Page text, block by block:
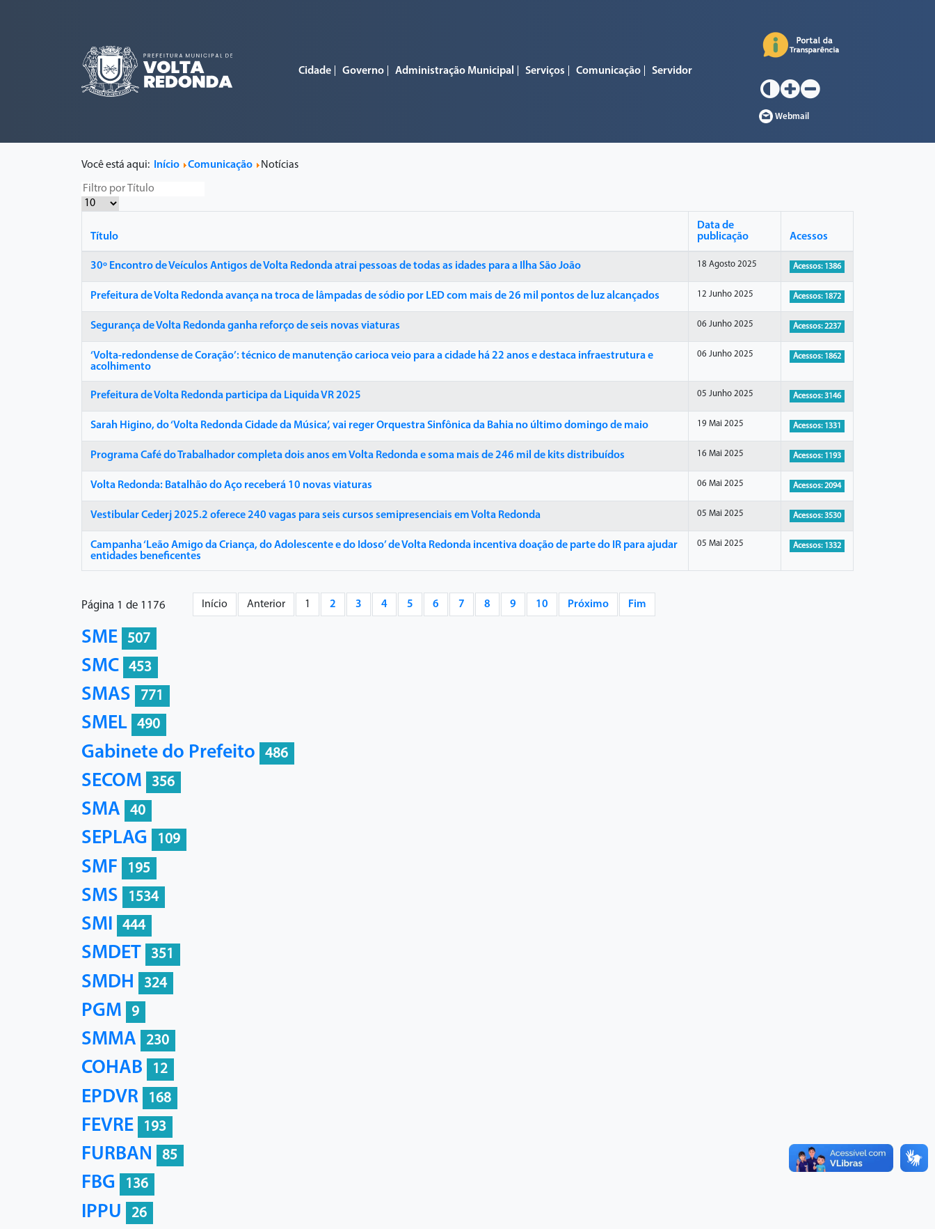
Cidade Governo Administração Municipal Serviços Comunicação Servidor
Webmail
Você está aqui: Início Comunicação Notícias
Título
Data de
publicação
Acessos
30º Encontro de Veículos Antigos de Volta Redonda atrai pessoas de todas as idades para a Ilha São João 18 Agosto 2025 Acessos: 1386
Prefeitura de Volta Redonda avança na troca de lâmpadas de sódio por LED com mais de 26 mil pontos de luz alcançados 12 Junho 2025 Acessos: 1872
Segurança de Volta Redonda ganha reforço de seis novas viaturas 06 Junho 2025 Acessos: 2237
‘Volta-redondense de Coração’: técnico de manutenção carioca veio para a cidade há 22 anos e destaca infraestrutura e
acolhimento
06 Junho 2025 Acessos: 1862
Prefeitura de Volta Redonda participa da Liquida VR 2025 05 Junho 2025 Acessos: 3146
Sarah Higino, do ‘Volta Redonda Cidade da Música’, vai reger Orquestra Sinfônica da Bahia no último domingo de maio 19 Mai 2025 Acessos: 1331
Programa Café do Trabalhador completa dois anos em Volta Redonda e soma mais de 246 mil de kits distribuídos 16 Mai 2025 Acessos: 1193
Volta Redonda: Batalhão do Aço receberá 10 novas viaturas 06 Mai 2025 Acessos: 2094
Vestibular Cederj 2025.2 oferece 240 vagas para seis cursos semipresenciais em Volta Redonda 05 Mai 2025 Acessos: 3530
Campanha ‘Leão Amigo da Criança, do Adolescente e do Idoso’ de Volta Redonda incentiva doação de parte do IR para ajudar
entidades beneficentes
05 Mai 2025 Acessos: 1332
Página 1 de 1176 Início Anterior 1 2 3 4 5 6 7 8 9 10 Próximo Fim
SME 507
SMC 453
SMAS 771
SMEL 490
Gabinete do Prefeito 486
SECOM 356
SMA 40
SEPLAG 109
SMF 195
SMS 1534
SMI 444
SMDET 351
SMDH 324
PGM 9
SMMA 230
COHAB 12
EPDVR 168
FEVRE 193
FURBAN 85
FBG 136
IPPU 26